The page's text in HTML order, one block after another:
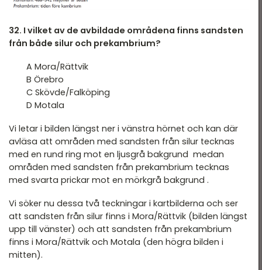
32. I vilket av de avbildade områdena finns sandsten
från både silur och prekambrium?
A Mora/Rättvik
B Örebro
C Skövde/Falköping
D Motala
Vi letar i bilden längst ner i vänstra hörnet och kan där
avläsa att områden med sandsten från silur tecknas
med en rund ring mot en ljusgrå bakgrund medan
områden med sandsten från prekambrium tecknas
med svarta prickar mot en mörkgrå bakgrund .
Vi söker nu dessa två teckningar i kartbilderna och ser
att sandsten från silur finns i Mora/Rättvik (bilden längst
upp till vänster) och att sandsten från prekambrium
finns i Mora/Rättvik och Motala (den högra bilden i
mitten).